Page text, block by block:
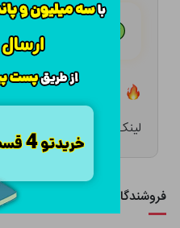
هـر قسط با
لینک کوتاه:
فروشندگان این کالا